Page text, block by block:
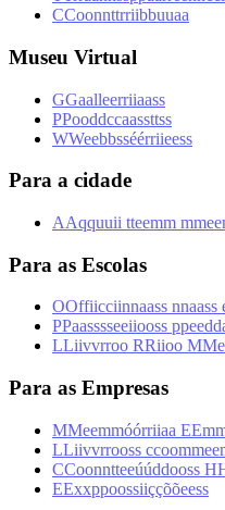
CCoonnttrriibbuuaa
Museu Virtual
GGaalleerriiaass
PPooddccaassttss
WWeebbsséérriieess
Para a cidade
AAqquuii tteemm mmee
Para as Escolas
OOffiicciinnaass nnaass
PPaasssseeiiooss ppeedd
LLiivvrroo RRiioo MMe
Para as Empresas
MMeemmóórriiaa EEm
LLiivvrrooss ccoommee
CCoonntteeúúddooss H
EExxppoossiiççõõeess